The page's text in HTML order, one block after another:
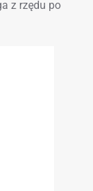
z rzędu po